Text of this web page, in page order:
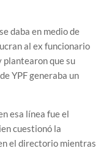
daba en medio de
al ex funcionario
que su
YPF generaba un
esa línea fue el
cuestionó la
el directorio mientras